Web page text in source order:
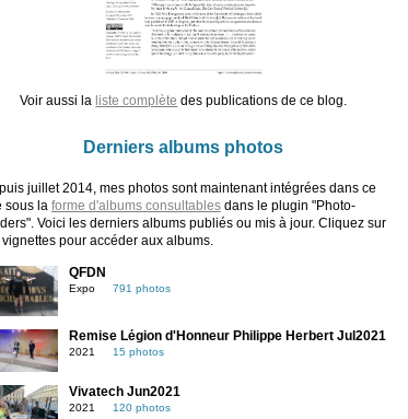
Voir aussi la liste complète des publications de ce blog.
Derniers albums photos
juillet 2014, mes photos sont maintenant intégrées dans ce
sous la forme d'albums consultablesdans le plugin "Photo-
Voici les derniers albums publiés ou mis à jour. Cliquez sur
vignettes pour accéder aux albums.
QFDN
Expo 791 photos
Remise Légion d'Honneur Philippe Herbert Jul2021
2021 15 photos
Vivatech Jun2021
2021 120 photos